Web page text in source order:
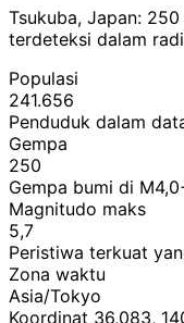
Tsukuba, Japan:
terdeteksi dalam
Populasi
241.656
Penduduk dalam
Gempa
250
Gempa bumi di
Magnitudo maks
5,7
Peristiwa terkuat
Zona waktu
Asia/Tokyo
Koordinat 36,083,